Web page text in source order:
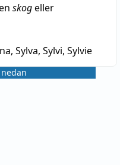
skogeller
Sylva, Sylvi, Sylvie